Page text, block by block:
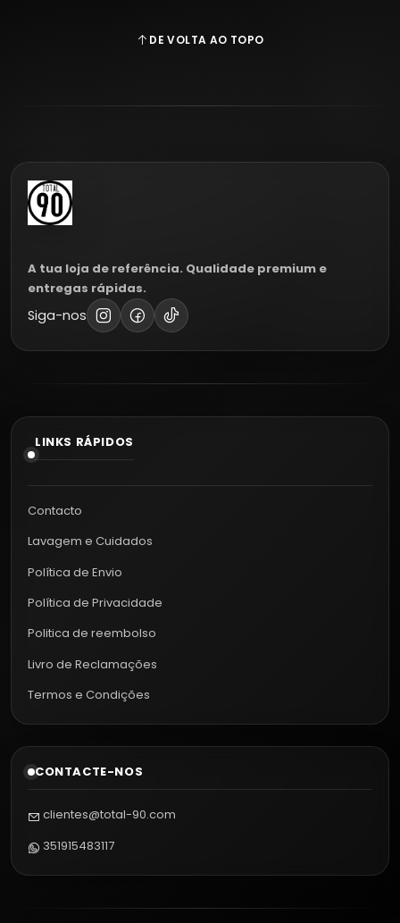
DE VOLTA AO TOPO
A tua loja de referência. Qualidade premium e
entregas rápidas.
Siga-nos
LINKS RÁPIDOS
Contacto
Lavagem e Cuidados
Política de Envio
Política de Privacidade
Politica de reembolso
Livro de Reclamações
Termos e Condições
CONTACTE-NOS
clientes@total-90.com
351915483117